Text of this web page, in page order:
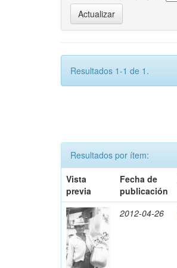
Resultados 1-1 de 1.
Resultados por ítem:
Vista
previa
Fecha de
publicación
2012-04-26